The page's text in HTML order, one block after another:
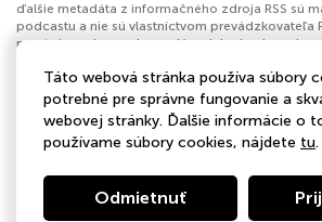
ďalšie metadáta z informačného zdroja RSS sú
podcastu a nie sú vlastníctvom prevádzkovateľa
nevytvára ani nezodpovedá za ich obsah
nahlásiť obsah. Ak je toto tvoj podcast a chceš
profilomklikni sem.
Autor:Martin Groman a Michal Stehlík
Kategórie:
Táto webová stránka používa súbory
potrebné pre správne fungovanie a
webovej stránky. Ďalšie informácie o
používame súbory cookies, nájdete tu.
Odmietnuť